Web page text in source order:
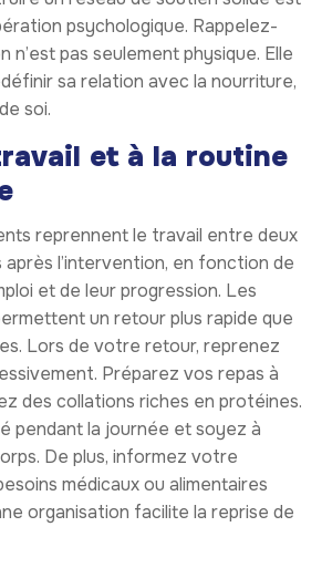
psychologique. Rappelez-
n’est pas seulement physique. Elle
sa relation avec la nourriture,
soi.
et à la routine
reprennent le travail entre deux
l’intervention, en fonction de
et de leur progression. Les
un retour plus rapide que
Lors de votre retour, reprenez
Préparez vos repas à
des collations riches en protéines.
pendant la journée et soyez à
De plus, informez votre
médicaux ou alimentaires
organisation facilite la reprise de